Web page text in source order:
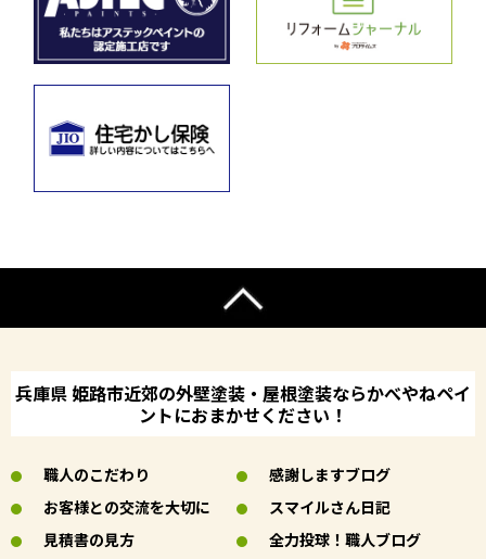
兵庫県 姫路市近郊の外壁塗装・屋根塗装ならかべやねペイ
ントにおまかせください！
職人のこだわり
お客様との交流を大切に
見積書の見方
感謝しますブログ
スマイルさん日記
全力投球！職人ブログ